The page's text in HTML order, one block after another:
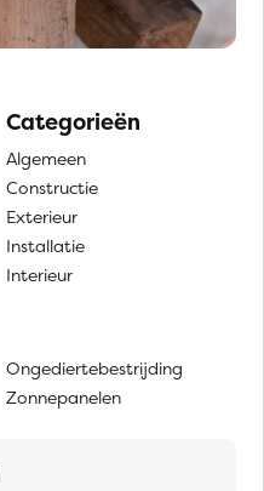
Categorieën
Algemeen
Constructie
Exterieur
Installatie
Interieur
Ongediertebestrijding
Zonnepanelen